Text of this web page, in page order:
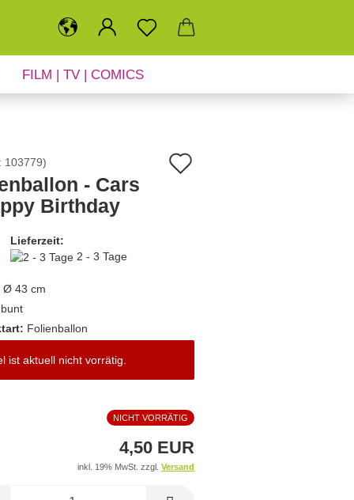
FILM | TV | COMICS
103779)
- Cars
Birthday
Lieferzeit:
2 - 3 Tage
Ø 43 cm
bunt
Folienballon
ist aktuell nicht vorrätig.
NICHT VORRÄTIG
4,50 EUR
inkl. 19% MwSt. zzgl. Versand